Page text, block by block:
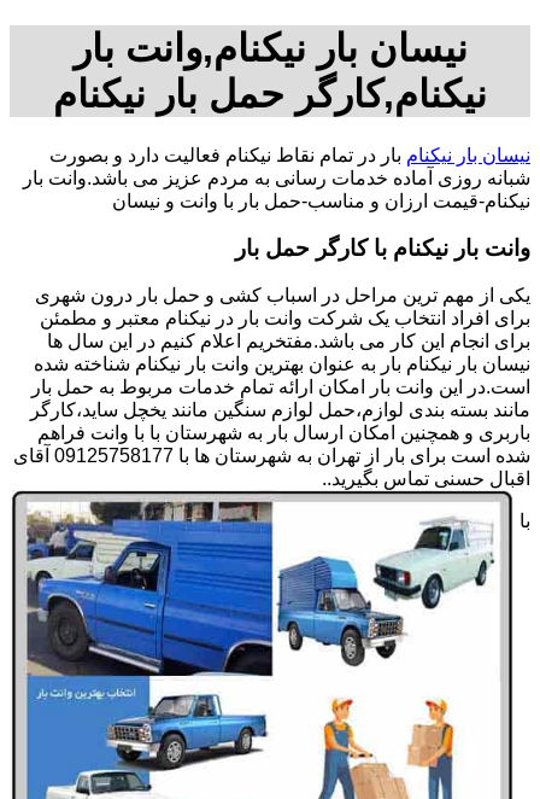
نیسان بار نیکنام,وانت بار
نیکنام,کارگر حمل بار نیکنام
نیسان بار نیکنام بار در تمام نقاط نیکنام فعالیت دارد و بصورت
شبانه روزی آماده خدمات رسانی به مردم عزیز می باشد.وانت بار
نیکنام-قیمت ارزان و مناسب-حمل بار با وانت و نیسان
وانت بار نیکنام با کارگر حمل بار
یکی از مهم ترین مراحل در اسباب کشی و حمل بار درون شهری
برای افراد انتخاب یک شرکت وانت بار در نیکنام معتبر و مطمئن
برای انجام این کار می باشد.مفتخریم اعلام کنیم در این سال ها
نیسان بار نیکنام بار به عنوان بهترین وانت بار نیکنام شناخته شده
است.در این وانت بار امکان ارائه تمام خدمات مربوط به حمل بار
مانند بسته بندی لوازم،حمل لوازم سنگین مانند یخچل ساید،کارگر
باربری و همچنین امکان ارسال بار به شهرستان با با وانت فراهم
شده است برای بار از تهران به شهرستان ها با 09125758177 آقای
اقبال حسنی تماس بگیرید..
با